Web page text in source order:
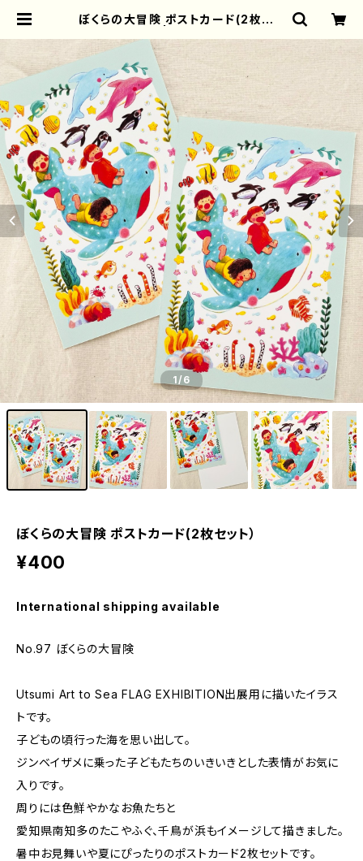
ぼくらの大冒険 ポストカード(2枚セッ
1/6
ぼくらの大冒険 ポストカード(2枚セット）
¥400
International shipping available
No.97 ぼくらの大冒険
Utsumi Art to Sea FLAG EXHIBITION出展用に描いたイラス
トです。
子どもの頃行った海を思い出して。
ジンベイザメに乗った子どもたちのいきいきとした表情がお気に
入りです。
周りには色鮮やかなお魚たちと
愛知県南知多のたこやふぐ、千鳥が浜もイメージして描きました。
暑中お見舞いや夏にぴったりのポストカード2枚セットです。